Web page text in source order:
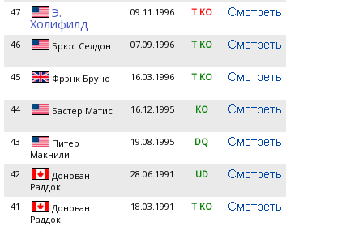
47 Э.
Холифилд
09.11.1996 T KO
46 Брюс Селдон 07.09.1996 T KO
45 Фрэнк Бруно 16.03.1996 T KO
44 Бастер Матис 16.12.1995 KO
43
Питер
Макнили
19.08.1995 DQ
42
Донован
Раддок
28.06.1991 UD
41
Донован
Раддок
18.03.1991 T KO